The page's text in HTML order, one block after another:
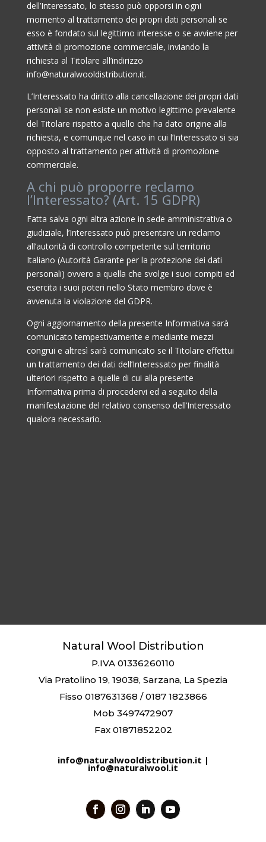
dell’Interessato, lo stesso può opporsi in ogni
momento al trattamento dei propri dati personali se
esso è fondato sul legittimo interesse o se avviene per
attività di promozione commerciale, inviando la
richiesta al Titolare all’indirizzo
info@naturalwooldistribution.it.
L’Interessato ha diritto alla cancellazione dei propri dati
personali se non esiste un motivo legittimo prevalente
del Titolare rispetto a quello che ha dato origine alla
richiesta, e comunque nel caso in cui l’Interessato si sia
opposto al trattamento per attività di promozione
commerciale.
A chi può proporre reclamo
l’Interessato? (Art. 15 GDPR)
Fatta salva ogni altra azione in sede amministrativa o
giudiziale, l’Interessato può presentare un reclamo
all’autorità di controllo competente sul territorio
Italiano (Autorità Garante per la protezione dei dati
personali) ovvero a quella che svolge i suoi compiti ed
esercita i suoi poteri nello Stato membro dove è
avvenuta la violazione del GDPR.
Ogni aggiornamento della presente Informativa sarà
comunicato tempestivamente e mediante mezzi
congrui e altresì sarà comunicato se il Titolare effettui
un trattamento dei dati dell’Interessato per finalità
ulteriori rispetto a quelle di cui alla presente
Informativa prima di procedervi ed a seguito della
manifestazione del relativo consenso dell’Interessato
qualora necessario.
Natural Wool Distribution
P.IVA 01336260110
Via Pratolino 19, 19038, Sarzana, La Spezia
Fisso 0187631368 / 0187 1823866
Mob 3497472907
Fax 01871852202
info@naturalwooldistribution.it |
info@naturalwool.it